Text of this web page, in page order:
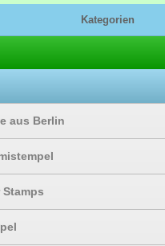
Kategorien
aus Berlin
Stamps